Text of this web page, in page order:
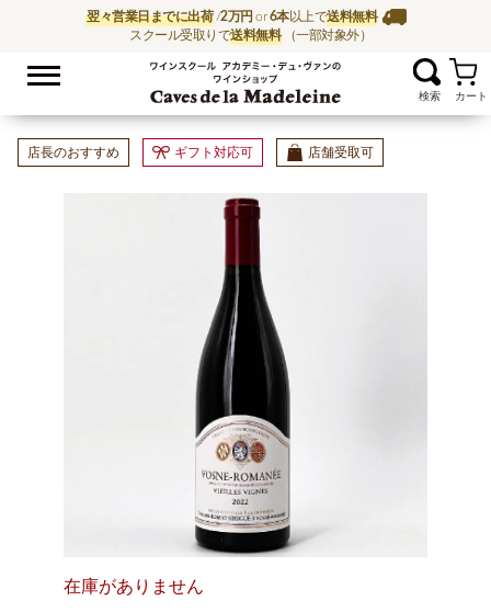
翌々営業日までに出荷/2万円 or6本以上で送料無料
スクール受取りで送料無料 （一部対象外）
ワイン通販ならワイ
お気に入
店長のおすすめ ギフト対応可 店舗受取可
在庫がありません